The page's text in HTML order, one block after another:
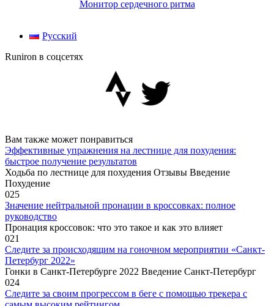
Монитор сердечного ритма
Русский
Runiron в соцсетях
Вам также может понравиться
Эффективные упражнения на лестнице для похудения:
быстрое получение результатов
Ходьба по лестнице для похудения Отзывы Введение
Похудение
025
Значение нейтральной пронации в кроссовках: полное
руководство
Пронация кроссовок: что это такое и как это влияет
021
Следите за происходящим на гоночном мероприятии «Санкт-
Петербург 2022»
Гонки в Санкт-Петербурге 2022 Введение Санкт-Петербург
024
Следите за своим прогрессом в беге с помощью трекера с